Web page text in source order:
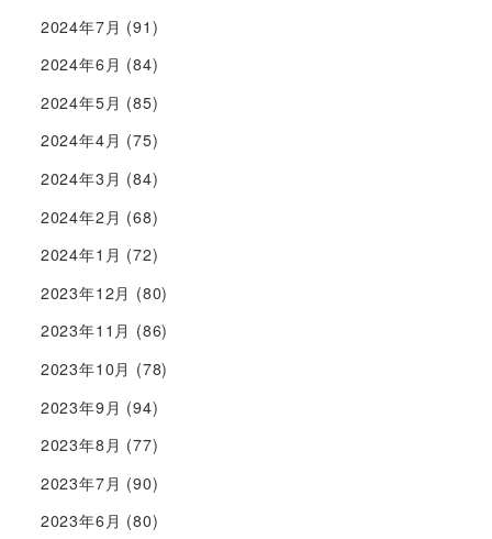
2024年7月 (91)
2024年6月 (84)
2024年5月 (85)
2024年4月 (75)
2024年3月 (84)
2024年2月 (68)
2024年1月 (72)
2023年12月 (80)
2023年11月 (86)
2023年10月 (78)
2023年9月 (94)
2023年8月 (77)
2023年7月 (90)
2023年6月 (80)